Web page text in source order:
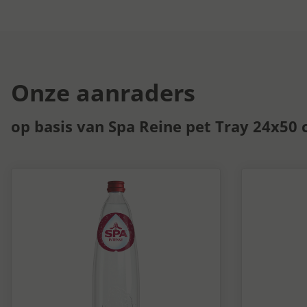
Onze aanraders
op basis van Spa Reine pet Tray 24x50